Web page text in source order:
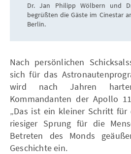
Dr. Jan Philipp Wölbern und
begrüßten die Gäste im Cinestar
Berlin.
Nach persönlichen
sich für das
wird nach Jahren
Kommandanten der Apollo
„Das ist ein kleiner Schritt für
riesiger Sprung für die
Betreten des Monds
Geschichte ein.